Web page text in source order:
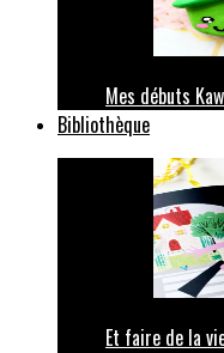
Mes débuts
Bibliothèque
Et faire de la